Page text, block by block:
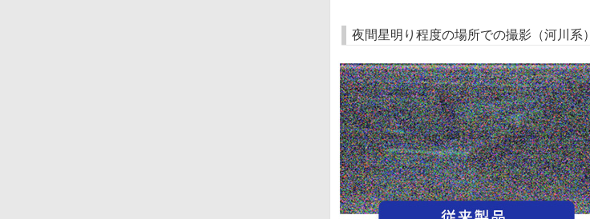
夜間星明り程度の場所での撮影（河川系）